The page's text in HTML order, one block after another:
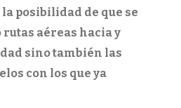
posibilidad de que se
aéreas hacia y
sino también las
con los que ya